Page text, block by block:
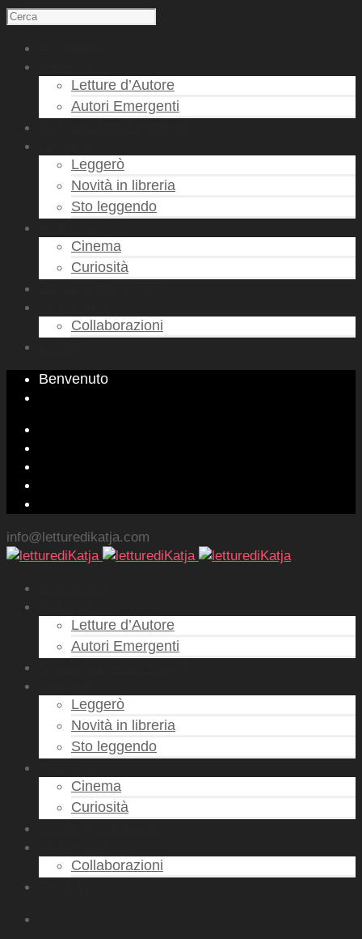
Letture d’Autore
Autori Emergenti
Leggerò
Novità in libreria
Sto leggendo
Cinema
Curiosità
Collaborazioni
Benvenuto
info@letturedikatja.com
Letture d’Autore
Autori Emergenti
Leggerò
Novità in libreria
Sto leggendo
Cinema
Curiosità
Collaborazioni